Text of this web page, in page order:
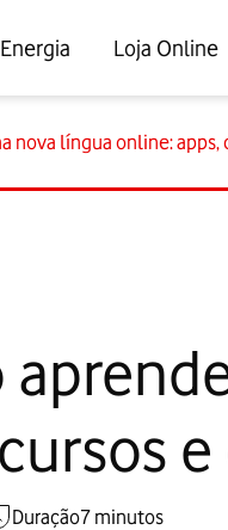
Energia Loja Online
nova língua online: apps,
Duração7 minutos